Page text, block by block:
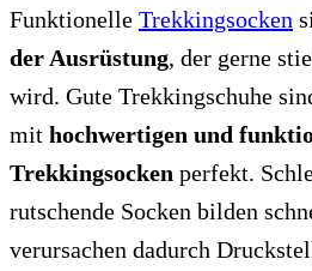
Funktionelle Trekkingsocken
der Ausrüstung, der gerne
wird. Gute Trekkingschuhe
mit hochwertigen und
Trekkingsocken perfekt.
rutschende Socken bilden
verursachen dadurch